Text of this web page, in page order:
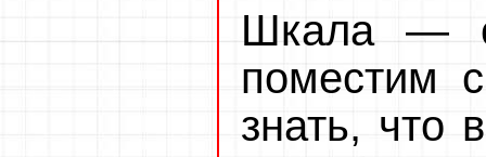
Шкала —
поместим
знать, что